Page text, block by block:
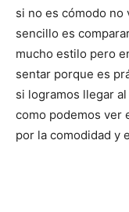
si no es cómodo no
sencillo es
mucho estilo pero
sentar porque es
si logramos llegar
como podemos ver
por la comodidad y